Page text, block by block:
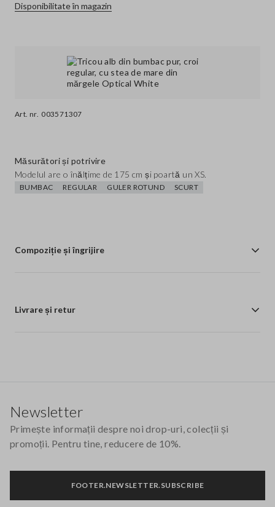
Art. nr. 003571307
Disponibilitate în magazin
Măsurători și potrivire
Modelul are o înălțime de 175 cm și poartă un XS.
BUMBAC REGULAR GULER ROTUND SCURT
Compoziție și îngrijire
Livrare și retur
Newsletter
Primește informații despre noi drop-uri, colecții și
promoții. Pentru tine, reducere de 10%.
FOOTER.NEWSLETTER.SUBSCRIBE